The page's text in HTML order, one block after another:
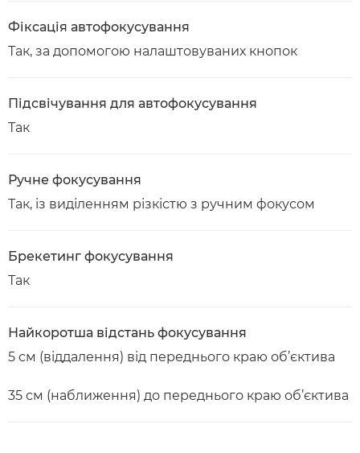
Фіксація автофокусування
Так, за допомогою налаштовуваних кнопок
Підсвічування для автофокусування
Так
Ручне фокусування
Так, із виділенням різкістю з ручним фокусом
Брекетинг фокусування
Так
Найкоротша відстань фокусування
5 см (віддалення) від переднього краю об’єктива
35 см (наближення) до переднього краю об’єктива